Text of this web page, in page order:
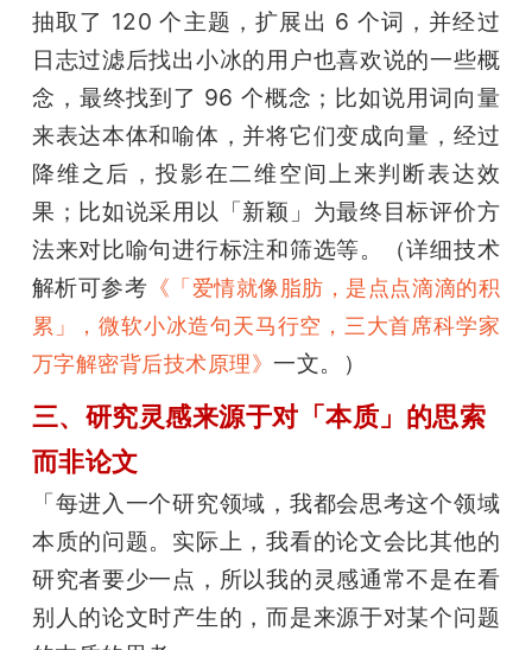
抽取了 120 个主题，扩展出 6 个词，并经过
日志过滤后找出小冰的用户也喜欢说的一些概
念，最终找到了 96 个概念；比如说用词向量
来表达本体和喻体，并将它们变成向量，经过
降维之后，投影在二维空间上来判断表达效
果；比如说采用以「新颖」为最终目标评价方
法来对比喻句进行标注和筛选等。（详细技术
解析可参考 《「爱情就像脂肪，是点点滴滴的积
累」，微软小冰造句天马行空，三大首席科学家
万字解密背后技术原理》一文。）
三、研究灵感来源于对「本质」的思索
而非论文
「每进入一个研究领域，我都会思考这个领域
本质的问题。实际上，我看的论文会比其他的
研究者要少一点，所以我的灵感通常不是在看
别人的论文时产生的，而是来源于对某个问题